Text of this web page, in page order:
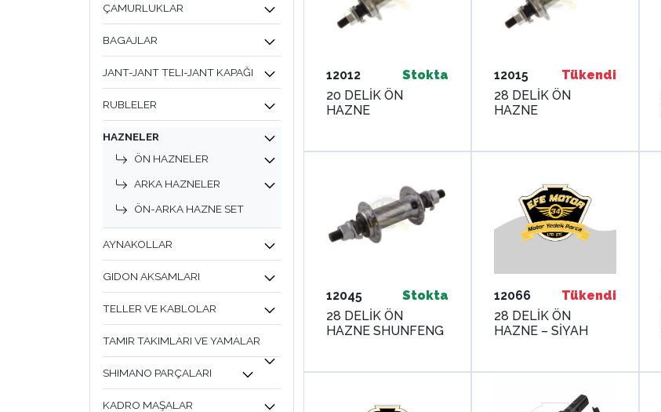
ÇAMURLUKLAR
BAGAJLAR
JANT-JANT TELI-JANT KAPAĞI
RUBLELER
HAZNELER
ÖN HAZNELER
ARKA HAZNELER
ÖN-ARKA HAZNE SET
AYNAKOLLAR
GIDON AKSAMLARI
TELLER VE KABLOLAR
TAMIR TAKIMLARI VE YAMALAR
SHIMANO PARÇALARI
KADRO MAŞALAR
12012
Stokta
20 DELİK ÖN
HAZNE
12015
Tükendi
28 DELİK ÖN
HAZNE
12045
Stokta
28 DELİK ÖN
HAZNE SHUNFENG
12066
Tükendi
28 DELİK ÖN
HAZNE – SİYAH